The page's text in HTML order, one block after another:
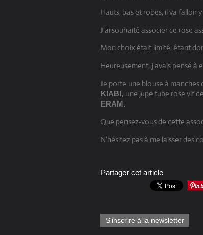
Hauts, bas et robes, il va falloir
J'ai souhaité associer ce rose
Mon choix était limité, étant
Heureusement, j'avais pensé à
Je porte une blouse à manches
KIABI, une jupe tube rose vif de
ERAM.
Que pensez-vous de cette
N'hésitez pas à me laisser des
Partager cet article
S'inscrire à la newsletter